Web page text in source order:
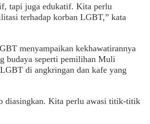
tapi juga edukatif. Kita perlu
terhadap korban LGBT,” kata
menyampaikan kekhawatirannya
budaya seperti pemilihan Muli
di angkringan dan kafe yang
diasingkan. Kita perlu awasi titik-titik